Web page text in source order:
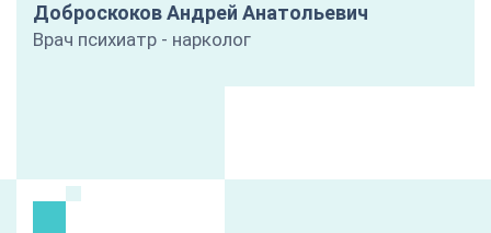
Доброскоков Андрей Анатольевич
Врач психиатр - нарколог